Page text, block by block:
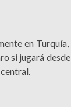
en
si jugará